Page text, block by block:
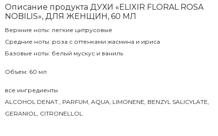
Описание продукта ДУХИ «ELIXIR FLORAL ROSA
NOBILIS», ДЛЯ ЖЕНЩИН, 60 МЛ
Верхние ноты: легкие цитрусовые
Средние ноты: роза с оттенками жасмина и ириса
Базовые ноты: белый мускус и ваниль
Объем: 60 мл
все ингредиенты
ALCOHOL DENAT., PARFUM, AQUA, LIMONENE, BENZYL SALICYLATE,
GERANIOL, CITRONELLOL